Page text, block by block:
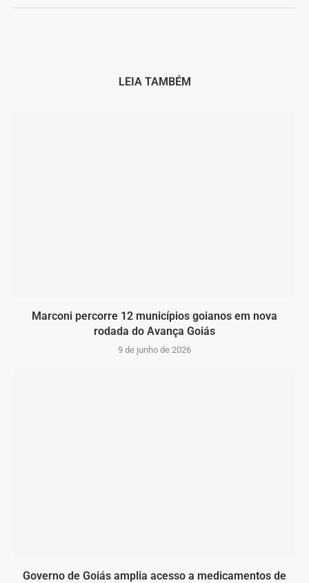
LEIA TAMBÉM
Marconi percorre 12 municípios goianos em nova
rodada do Avança Goiás
9 de junho de 2026
Governo de Goiás amplia acesso a medicamentos de